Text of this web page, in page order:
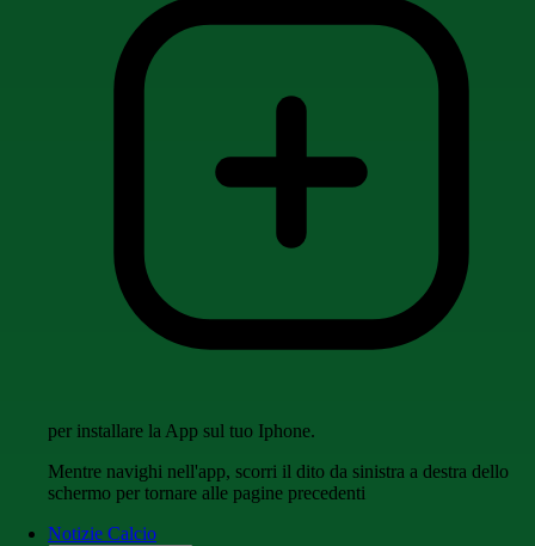
per installare la App sul tuo Iphone.
Mentre navighi nell'app, scorri il dito da sinistra a destra dello
schermo per tornare alle pagine precedenti
Notizie Calcio